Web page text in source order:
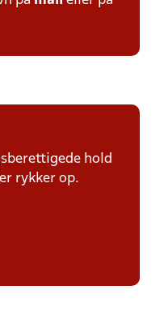
hold
rykker op.